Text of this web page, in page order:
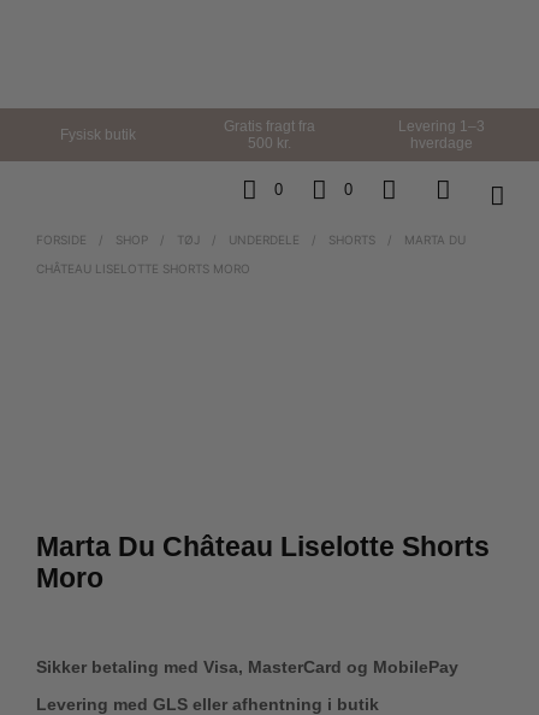
Fysisk butik
Gratis fragt fra
500 kr.
Levering 1–3
hverdage
0 0
FORSIDE / SHOP / TØJ / UNDERDELE / SHORTS /
MARTA DU
CHÂTEAU LISELOTTE SHORTS MORO
Marta Du Château Liselotte Shorts
Moro
Sikker betaling med Visa, MasterCard og MobilePay
Levering med GLS eller afhentning i butik